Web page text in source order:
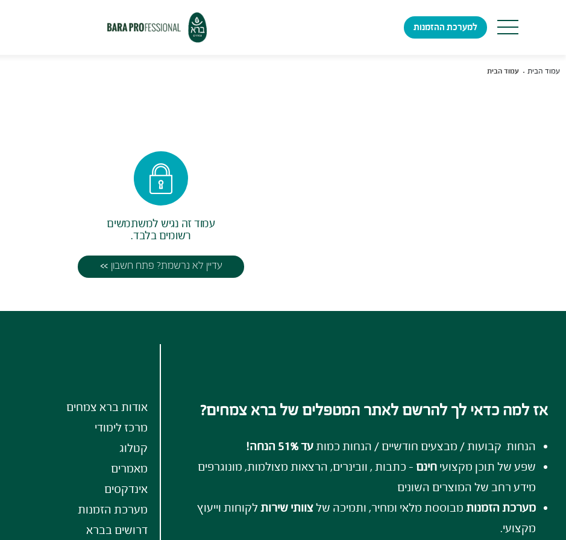
למערכת ההזמנות
עמוד הבית
עמוד הבית עמוד הבית
עמוד זה נגיש למשתמשים
רשומים בלבד.
עדיין לא נרשמת? פתח חשבון
אז למה כדאי לך להרשם לאתר המטפלים של ברא צמחים?
הנחות קבועות / מבצעים חודשיים / הנחות כמותעד 51% הנחה!
שפע של תוכן מקצועי חינם - כתבות , וובינרים, הרצאות מצולמות, מונוגרפים
מידע רחב של המוצרים השונים
מערכת הזמנות מבוססת מלאי ומחיר, ותמיכה שלצוותי שירות לקוחות וייעוץ
מקצועי.
אודות ברא צמחים
מרכז לימודי
קטלוג
מאמרים
אינדקסים
מערכת הזמנות
דרושים בברא